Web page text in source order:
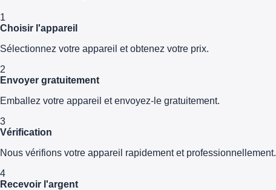
1
Choisir l'appareil
Sélectionnez votre appareil et obtenez votre prix.
2
Envoyer gratuitement
Emballez votre appareil et envoyez-le gratuitement.
3
Vérification
Nous vérifions votre appareil rapidement et professionnellement.
4
Recevoir l'argent